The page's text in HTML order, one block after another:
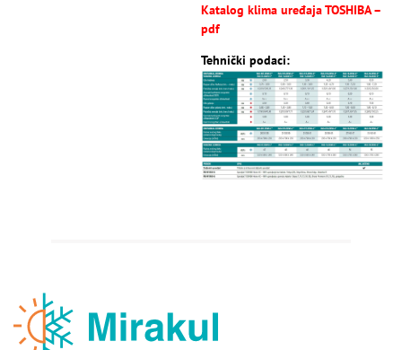
Katalog klima uređaja TOSHIBA –
pdf
Tehnički podaci: